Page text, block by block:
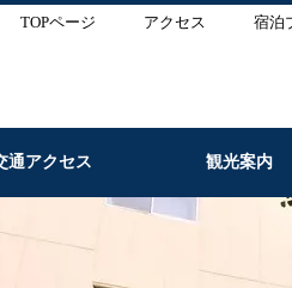
TOPページ アクセス 宿泊
通アクセス 観光案内